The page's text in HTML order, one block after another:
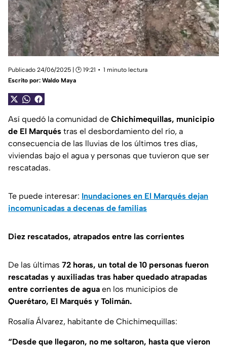
Publicado 24/06/2025 | 🕑 19:21
1 minuto lectura
Escrito por: Waldo Maya
Así quedó la comunidad de Chichimequillas, municipio
de El Marqués tras el desbordamiento del río, a
consecuencia de las lluvias de los últimos tres días,
viviendas bajo el agua y personas que tuvieron que ser
rescatadas.
Te puede interesar: Inundaciones en El Marqués dejan
incomunicadas a decenas de familias
Diez rescatados, atrapados entre las corrientes
De las últimas 72 horas, un total de 10 personas fueron
rescatadas y auxiliadas tras haber quedado atrapadas
entre corrientes de agua en los municipios de
Querétaro, El Marqués y Tolimán.
Rosalía Álvarez, habitante de Chichimequillas:
“Desde que llegaron, no me soltaron, hasta que vieron